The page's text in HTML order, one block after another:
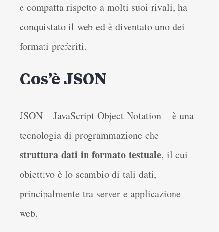
e compatta rispetto a molti suoi rivali, ha
conquistato il web ed è diventato uno dei
formati preferiti.
Cos’è JSON
JSON – JavaScript Object Notation – è una
tecnologia di programmazione che
struttura dati in formato testuale, il cui
obiettivo è lo scambio di tali dati,
principalmente tra server e applicazione
web.